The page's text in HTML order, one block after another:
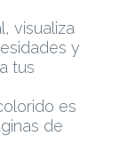
visualiza
y
tus
es
de